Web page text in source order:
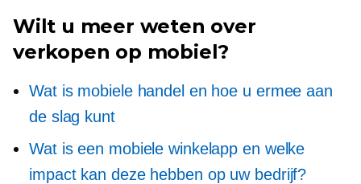
Wilt u meer weten over
verkopen op mobiel?
Wat is mobiele handel en hoe u ermee aan
de slag kunt
Wat is een mobiele winkelapp en welke
impact kan deze hebben op uw bedrijf?